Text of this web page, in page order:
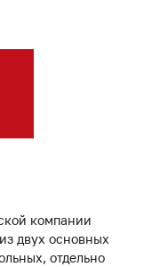
компании
двух основных
отдельно